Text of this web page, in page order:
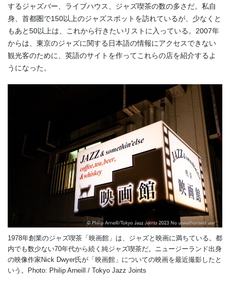
するジャズバー、ライブハウス、ジャズ喫茶の数の多さだ。私自
身、首都圏で150以上のジャズスポットを訪れているが、少なくと
もあと50以上は、これから行きたいリストに入っている。2007年
からは、東京のジャズに関する日本語の情報にアクセスできない
観光客のために、英語のサイトを作ってこれらの店を紹介するよ
うになった。
1978年創業のジャズ喫茶「映画館」は、ジャズと映画に満ちている。都
内でも数少ない70年代から続く純ジャズ喫茶だ。ニュージーランド出身
の映像作家Nick Dwyer氏が「映画館」についての映画を最近撮影したと
いう。Photo: Philip Arneill / Tokyo Jazz Joints